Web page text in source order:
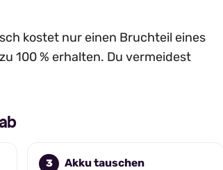
kostet nur einen Bruchteil eines
100 % erhalten. Du vermeidest
Akku tauschen